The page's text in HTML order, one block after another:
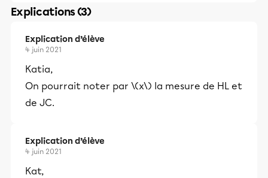
Explications (3)
Explication d’élève
4 juin 2021
Katia,
On pourrait noter par \(x\) la mesure de HL et
de JC.
Explication d’élève
4 juin 2021
Kat,